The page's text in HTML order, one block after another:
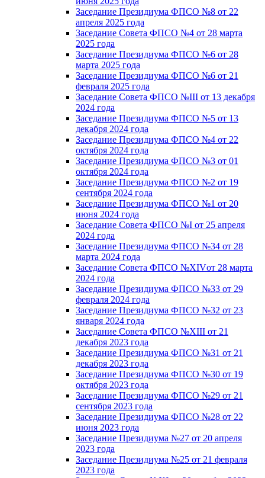
Заседание Президиума ФПСО №8 от 22
апреля 2025 года
Заседание Совета ФПСО №4 от 28 марта
2025 года
Заседание Президиума ФПСО №6 от 28
марта 2025 года
Заседание Президиума ФПСО №6 от 21
февраля 2025 года
Заседание Совета ФПСО №III от 13 декабря
2024 года
Заседание Президиума ФПСО №5 от 13
декабря 2024 года
Заседание Президиума ФПСО №4 от 22
октября 2024 года
Заседание Президиума ФПСО №3 от 01
октября 2024 года
Заседание Президиума ФПСО №2 от 19
сентября 2024 года
Заседание Президиума ФПСО №1 от 20
июня 2024 года
Заседание Совета ФПСО №I от 25 апреля
2024 года
Заседание Президиума ФПСО №34 от 28
марта 2024 года
Заседание Совета ФПСО №XIVот 28 марта
2024 года
Заседание Президиума ФПСО №33 от 29
февраля 2024 года
Заседание Президиума ФПСО №32 от 23
января 2024 года
Заседание Совета ФПСО №XIII от 21
декабря 2023 года
Заседание Президиума ФПСО №31 от 21
декабря 2023 года
Заседание Президиума ФПСО №30 от 19
октября 2023 года
Заседание Президиума ФПСО №29 от 21
сентября 2023 года
Заседание Президиума ФПСО №28 от 22
июня 2023 года
Заседание Президиума №27 от 20 апреля
2023 года
Заседание Президиума №25 от 21 февраля
2023 года